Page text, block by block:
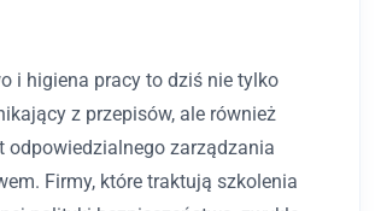
i higiena pracy to dziś nie tylko
z przepisów, ale również
odpowiedzialnego zarządzania
Firmy, które traktują szkolenia